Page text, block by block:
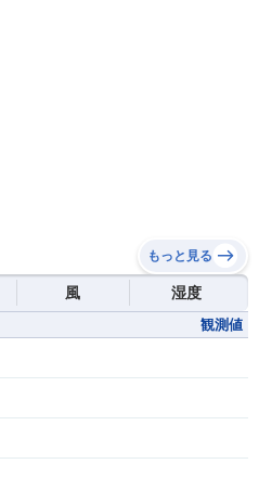
もっと見る
風 湿度
観測値